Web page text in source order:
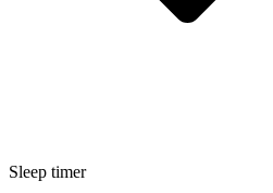
Sleep timer